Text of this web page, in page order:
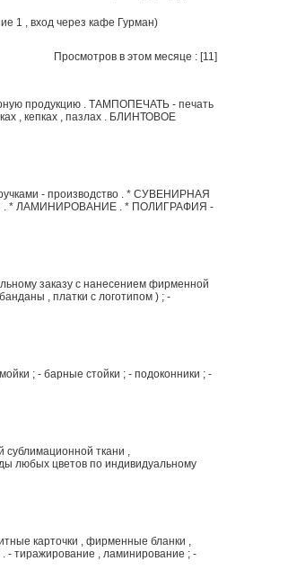
1 , вход через кафе Гурман)
Просмотров в этом месяце : [11]
продукцию . ТАМПОПЕЧАТЬ - печать
, кепках , пазлах . БЛИНТОВОЕ
- производство . * СУВЕНИРНАЯ
. * ЛАМИНИРОВАНИЕ . * ПОЛИГРАФИЯ -
заказу с нанесением фирменной
, платки с логотипом ) ; -
; - барные стойки ; - подоконники ; -
ткани ,
любых цветов по индивидуальному
карточки , фирменные бланки ,
. - тиражирование , ламинирование ; -